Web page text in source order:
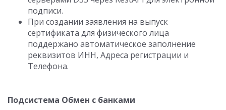
подписи.
При создании заявления на выпуск
сертификата для физического лица
поддержано автоматическое заполнение
реквизитов ИНН, Адреса регистрации и
Телефона.
Подсистема Обмен с банками